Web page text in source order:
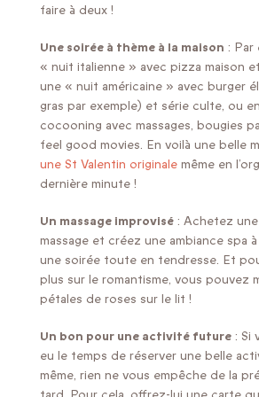
faire à deux !
Une soirée à thème à la maison : Par
« nuit italienne » avec pizza maison
une « nuit américaine » avec burger
gras par exemple) et série culte, ou
cocooning avec massages, bougies
feel good movies. En voilà une belle
une St Valentin originale même en
dernière minute !
Un massage improvisé : Achetez
massage et créez une ambiance spa
une soirée toute en tendresse. Et
plus sur le romantisme, vous pouvez
pétales de roses sur le lit !
Un bon pour une activité future : Si
eu le temps de réserver une belle
même, rien ne vous empêche de la